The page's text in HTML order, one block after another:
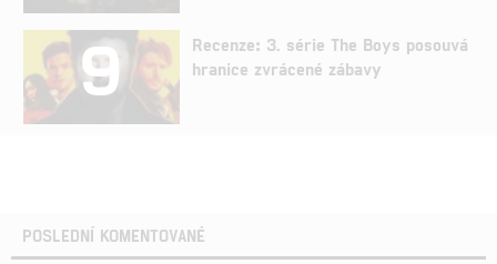
9
Recenze: 3. série The Boys posouvá
hranice zvrácené zábavy
POSLEDNÍ KOMENTOVANÉ